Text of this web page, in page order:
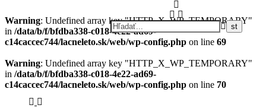
Warning: Undefined array key "HTTP_X_WP_TEMPORARY"
in /data/b/f/bfdba338-c018-4e22-ad69-
c14caccec744/lacneleto.sk/web/wp-config.php on line 69
Warning: Undefined array key "HTTP_X_WP_TEMPORARY"
in /data/b/f/bfdba338-c018-4e22-ad69-
c14caccec744/lacneleto.sk/web/wp-config.php on line 70